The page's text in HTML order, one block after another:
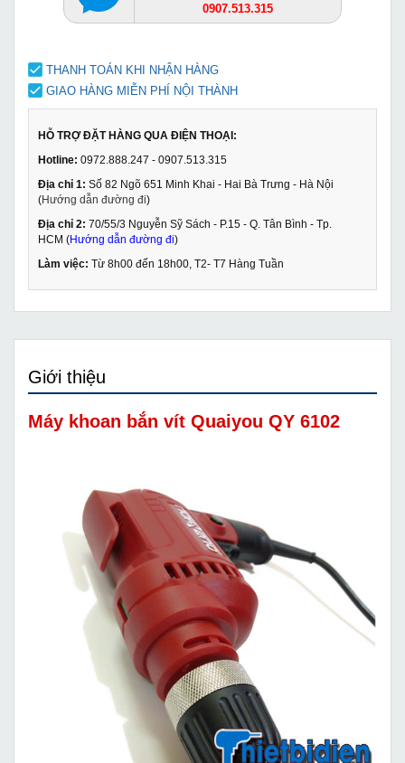
0907.513.315
THANH TOÁN KHI NHẬN HÀNG
GIAO HÀNG MIỄN PHÍ NỘI THÀNH
HỖ TRỢ ĐẶT HÀNG QUA ĐIỆN THOẠI:
Hotline: 0972.888.247 - 0907.513.315
Địa chỉ 1: Số 82 Ngõ 651 Minh Khai - Hai Bà Trưng - Hà Nội
(Hướng dẫn đường đi)
Địa chỉ 2: 70/55/3 Nguyễn Sỹ Sách - P.15 - Q. Tân Bình - Tp.
HCM (Hướng dẫn đường đi)
Làm việc: Từ 8h00 đến 18h00, T2- T7 Hàng Tuần
Giới thiệu
Máy khoan bắn vít Quaiyou QY 6102